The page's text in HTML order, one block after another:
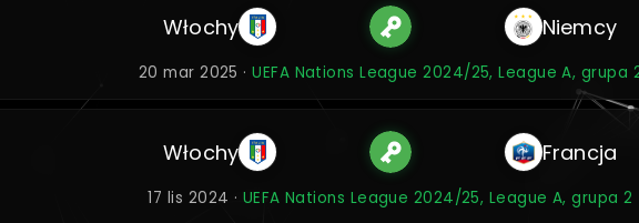
Włochy Niemcy
20 mar 2025 ·UEFA Nations League 2024/25, League A, grupa
Włochy Francja
17 lis 2024 · UEFA Nations League 2024/25, League A, grupa 2